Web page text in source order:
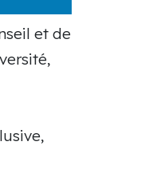
et de